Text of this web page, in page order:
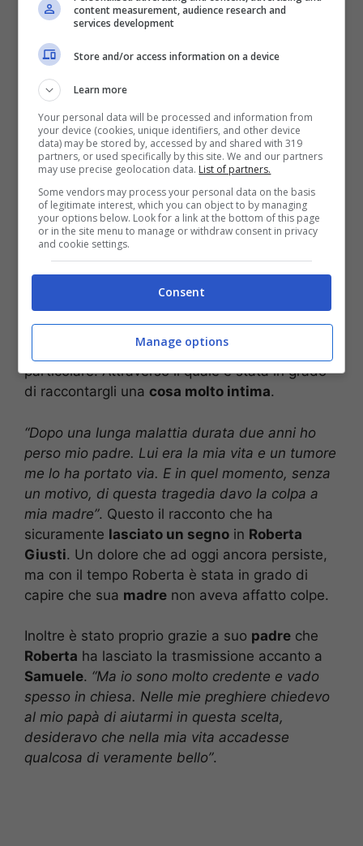
Stiamo parlando diRoberta Giusti. Al momento
i duevivono a distanza
futuro insieme
unaconvivenza. Roberta ha capito che
Samuele potesse essere il ragazzo giusto per lei
già nel momento in cui si è creato un feeling
particolare. Attraverso il quale è stata in grado
di raccontargli una cosa molto intima.
“Dopo una lunga malattia durata due anni ho
perso mio padre. Lui era la mia vita e un tumore
me lo ha portato via. E in quel momento, senza
un motivo, di questa tragedia davo la colpa a
mia madre”. Questo il racconto che ha
sicuramente lasciato un segno in Roberta
Giusti. Un dolore che ad oggi ancora persiste,
ma con il tempo Roberta è stata in grado di
capire che sua madre non aveva affatto colpe.
Inoltre è stato proprio grazie a suo padre che
Roberta ha lasciato la trasmissione accanto a
Samuele. “Ma io sono molto credente e vado
spesso in chiesa. Nelle mie preghiere chiedevo
al mio papà di aiutarmi in questa scelta,
desideravo che nella mia vita accadesse
qualcosa di veramente bello”.
content measurement, audience research and
services development
Store and/or access information on a device
Learn more
Your personal data will be processed and information from
your device (cookies, unique identifiers, and other device
data) may be stored by, accessed by and shared with 319
partners, or used specifically by this site. We and our partners
may use precise geolocation data. List of partners.
Some vendors may process your personal data on the basis
of legitimate interest, which you can object to by managing
your options below. Look for a link at the bottom of this page
or in the site menu to manage or withdraw consent in privacy
and cookie settings.
Consent
Manage options